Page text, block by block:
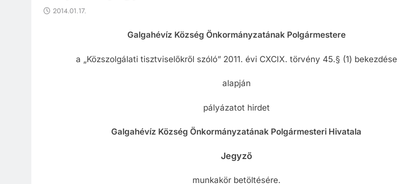
2014.01.17.
Galgahévíz Község Önkormányzatának Polgármestere
a „Közszolgálati tisztviselőkről szóló” 2011. évi CXCIX. törvény 45.§ (1) bekezdése
alapján
pályázatot hirdet
Galgahévíz Község Önkormányzatának Polgármesteri Hivatala
Jegyző
munkakör betöltésére.